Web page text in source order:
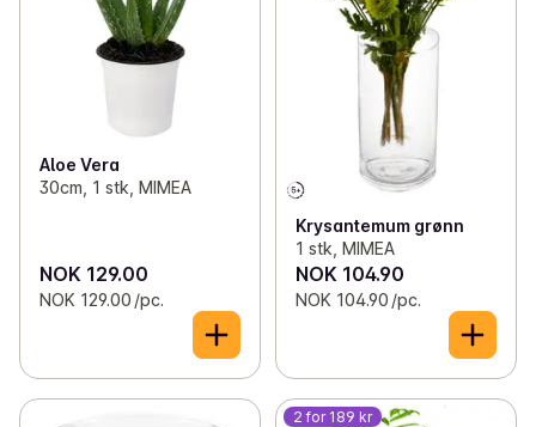
Aloe Vera
30cm, 1 stk, MIMEA
NOK 129.00
NOK 129.00 /pc.
Krysantemum grønn
1 stk, MIMEA
NOK 104.90
NOK 104.90 /pc.
2 for 189 kr